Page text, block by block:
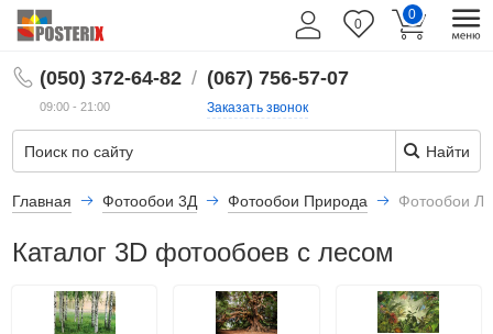
0
0
(050) 372-64-82
09:00 - 21:00
/ (067) 756-57-07
Заказать звонок
Найти
RU
Главная Фотообои 3Д Фотообои Природа Фотообои
Каталог 3D фотообоев с лесом